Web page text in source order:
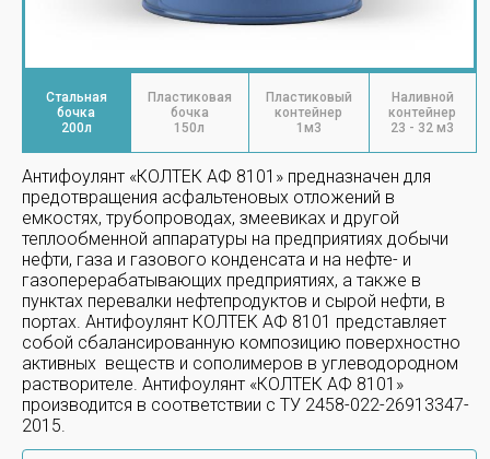
Стальная
бочка
200л
Пластиковая
бочка
150л
Пластиковый
контейнер
1м3
Наливной
контейнер
23 - 32 м3
Антифоулянт «КОЛТЕК АФ 8101» предназначен для
предотвращения асфальтеновых отложений в
емкостях, трубопроводах, змеевиках и другой
теплообменной аппаратуры на предприятиях добычи
нефти, газа и газового конденсата и на нефте- и
газоперерабатывающих предприятиях, а также в
пунктах перевалки нефтепродуктов и сырой нефти, в
портах. Антифоулянт КОЛТЕК АФ 8101 представляет
собой сбалансированную композицию поверхностно
активных веществ и сополимеров в углеводородном
растворителе. Антифоулянт «КОЛТЕК АФ 8101»
производится в соответствии с ТУ 2458-022-26913347-
2015.